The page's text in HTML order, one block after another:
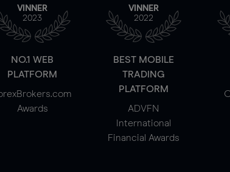
VINNER
2023
NO.1 WEB
PLATFORM
Awards
VINNER
2022
BEST MOBILE
TRADING
PLATFORM
ADVFN
International
Financial Awards